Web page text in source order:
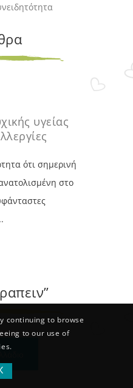
υγείας
ότι σημερινή
στο
continuing to browse
to our use of